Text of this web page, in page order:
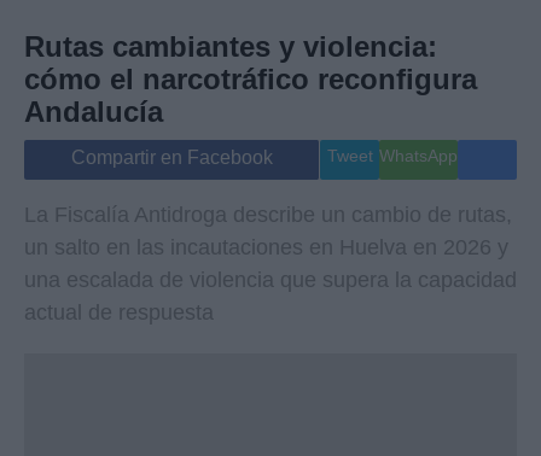
Internacional
Viajes
Gente
Musica
Rutas cambiantes y violencia:
cómo el narcotráfico reconfigura
Andalucía
Compartir en Facebook Tweet WhatsApp
La Fiscalía Antidroga describe un cambio de rutas,
un salto en las incautaciones en Huelva en 2026 y
una escalada de violencia que supera la capacidad
actual de respuesta